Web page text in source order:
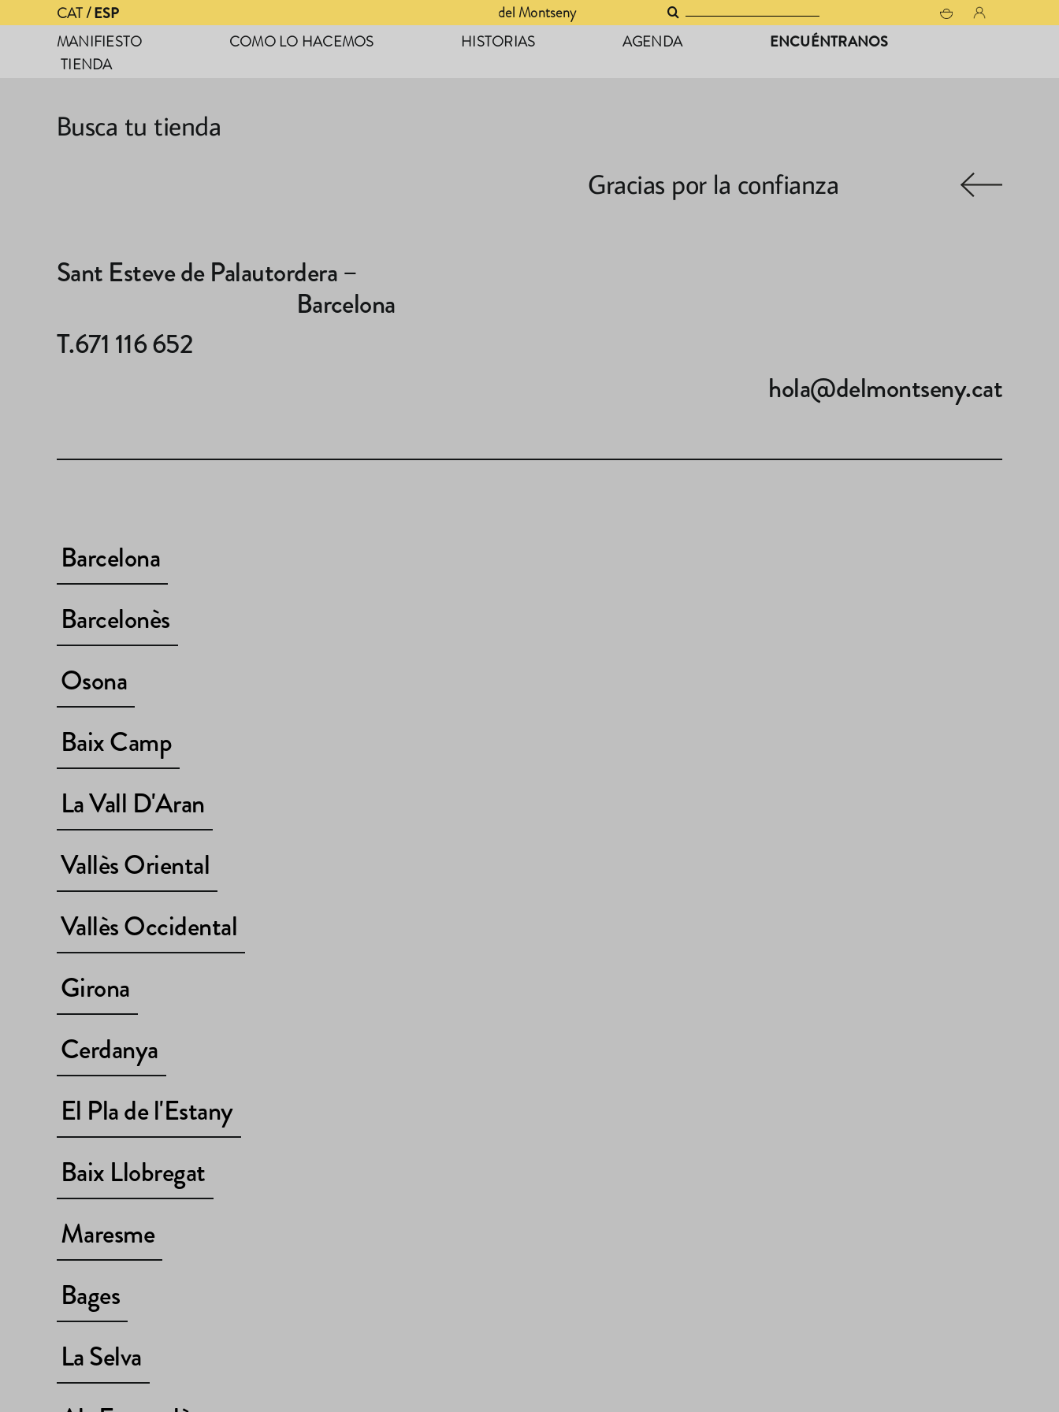
al
CAT ESP del Montseny
MANIFIESTO COMO LO HACEMOS HISTORIAS AGENDA
ENCUÉNTRANOS
TIENDA
Busca tu tienda
Gracias por la confianza
Sant Esteve de Palautordera –
Barcelona
T.671 116 652
hola@delmontseny.cat
Barcelona
Barcelonès
Osona
Baix Camp
La Vall D'Aran
Vallès Oriental
Vallès Occidental
Girona
Cerdanya
El Pla de l'Estany
Baix Llobregat
Maresme
Bages
La Selva